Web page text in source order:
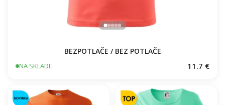
BEZPOTLAČE / BEZ POTLAČE
NA SKLADE 11.7 €